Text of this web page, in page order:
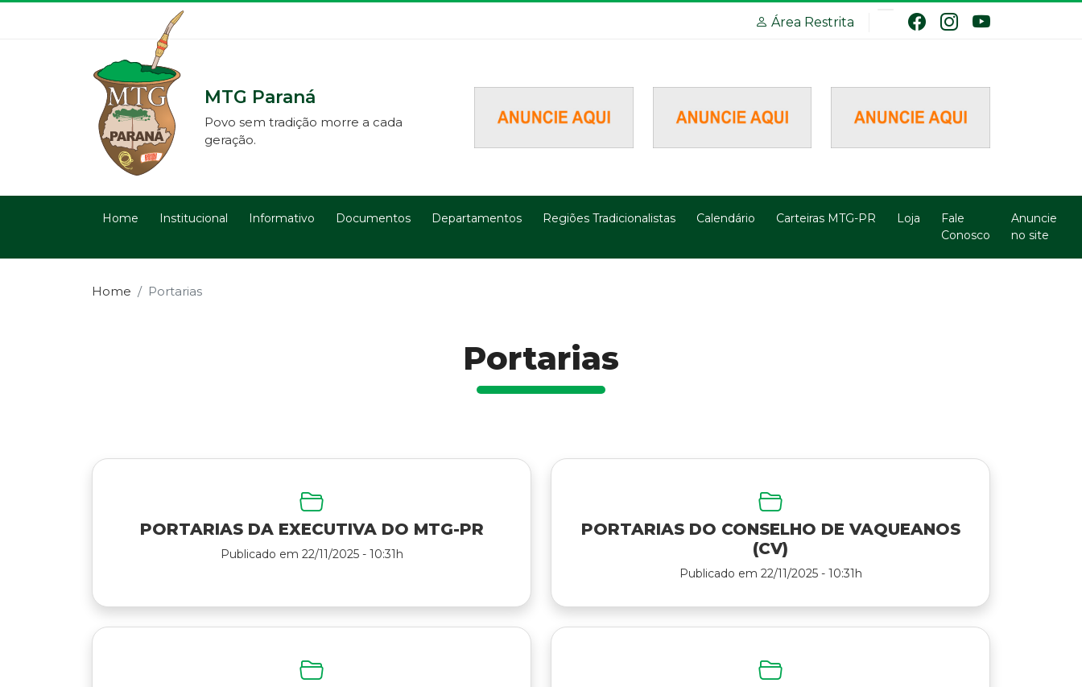
Área Restrita
MTG Paraná
Povo sem tradição morre a cada
geração.
Home Institucional Informativo Documentos Departamentos Regiões Tradicionalistas Calendário Carteiras MTG-PR Loja
Fale
Conosco
Anuncie
no site
Home Portarias
Portarias
PORTARIAS DA EXECUTIVA DO MTG-PR
Publicado em 22/11/2025 - 10:31h
PORTARIAS DO CONSELHO DE VAQUEANOS
(CV)
Publicado em 22/11/2025 - 10:31h